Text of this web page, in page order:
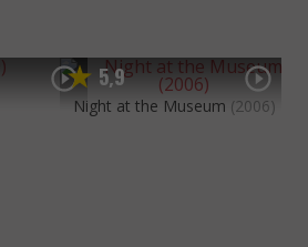
5,9
Night at the Museum (2006)